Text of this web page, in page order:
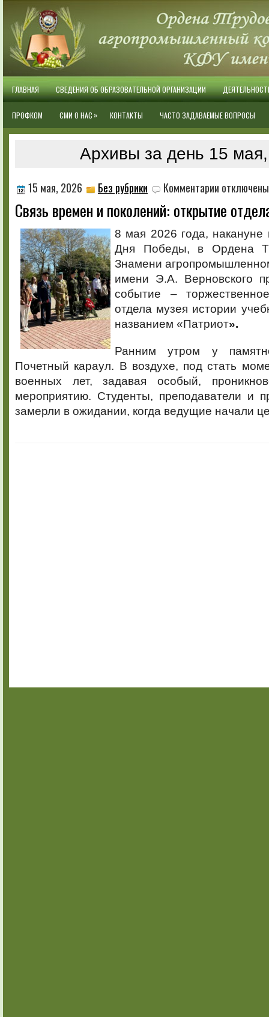
ГЛАВНАЯ СВЕДЕНИЯ ОБ ОБРАЗОВАТЕЛЬНОЙ ОРГАНИЗАЦИИ
ПРОФКОМ СМИ О НАС » КОНТАКТЫ ЧАСТО ЗАДАВАЕМЫЕ ВОПРОСЫ
Архивы за день 15
15 мая, 2026 Без рубрики Комментарии записи
Связь
времен
поколений:
открытие
отдела
«Патриот»
отключены
Связь времен и поколений: открытие
8 мая 2026 года, накануне
Дня Победы, в Ордена
Знамени
имени Э.А. Верновского
событие –
отдела музея истории
названием «Патриот».
Ранним утром у
Почетный караул. В воздухе, под стать
военных лет, задавая особый,
мероприятию. Студенты, преподаватели и
замерли в ожидании, когда ведущие начали